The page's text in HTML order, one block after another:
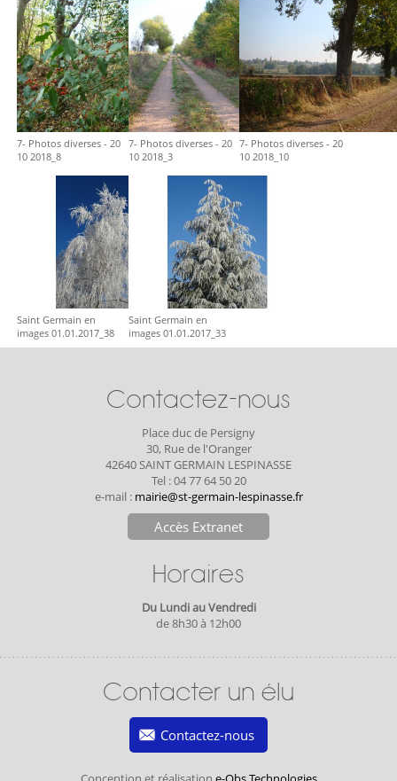
7- Photos diverses - 20
10 2018_8
7- Photos diverses - 20
10 2018_3
7- Photos diverses - 20
10 2018_10
Saint Germain en
images 01.01.2017_38
Saint Germain en
images 01.01.2017_33
Contactez-nous
Place duc de Persigny
30, Rue de l'Oranger
42640 SAINT GERMAIN LESPINASSE
Tel : 04 77 64 50 20
e-mail : mairie@st-germain-lespinasse.fr
Accès Extranet
Horaires
Du Lundi au Vendredi
de 8h30 à 12h00
Contacter un élu
Contactez-nous